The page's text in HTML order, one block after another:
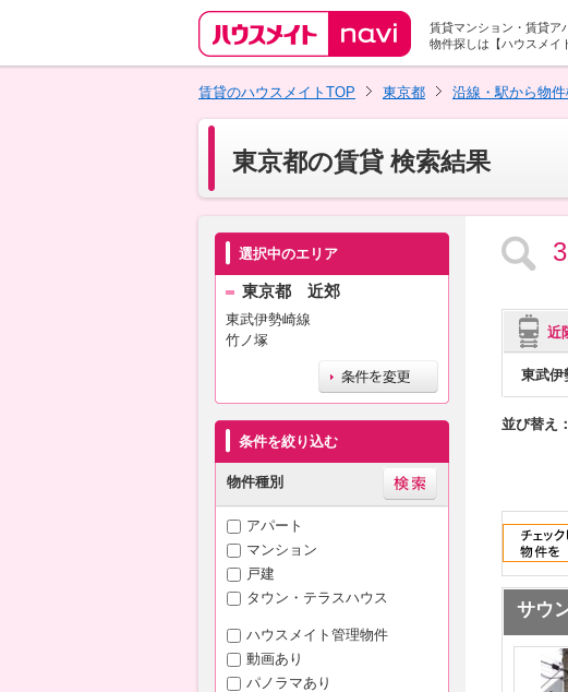
賃貸マンション・賃貸ア
物件探しは【ハウスメイ
賃貸のハウスメイトTOP
東京都 沿線・駅から物
東京都の賃貸 検索結果
選択中のエリア
東京都 近郊
東武伊勢崎線
竹ノ塚
条件を絞り込む
物件種別
アパート
マンション
戸建
タウン・テラスハウス
ハウスメイト管理物件
動画あり
パノラマあり
近
東武伊
並び替え：
サウ